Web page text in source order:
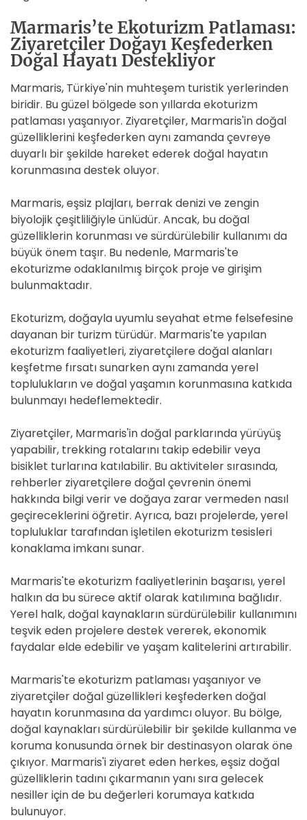
Marmaris’te Ekoturizm Patlaması:
Ziyaretçiler Doğayı Keşfederken
Doğal Hayatı Destekliyor
Marmaris, Türkiye'nin muhteşem turistik yerlerinden
biridir. Bu güzel bölgede son yıllarda ekoturizm
patlaması yaşanıyor. Ziyaretçiler, Marmaris'in doğal
güzelliklerini keşfederken aynı zamanda çevreye
duyarlı bir şekilde hareket ederek doğal hayatın
korunmasına destek oluyor.
Marmaris, eşsiz plajları, berrak denizi ve zengin
biyolojik çeşitliliğiyle ünlüdür. Ancak, bu doğal
güzelliklerin korunması ve sürdürülebilir kullanımı da
büyük önem taşır. Bu nedenle, Marmaris'te
ekoturizme odaklanılmış birçok proje ve girişim
bulunmaktadır.
Ekoturizm, doğayla uyumlu seyahat etme felsefesine
dayanan bir turizm türüdür. Marmaris'te yapılan
ekoturizm faaliyetleri, ziyaretçilere doğal alanları
keşfetme fırsatı sunarken aynı zamanda yerel
toplulukların ve doğal yaşamın korunmasına katkıda
bulunmayı hedeflemektedir.
Ziyaretçiler, Marmaris'in doğal parklarında yürüyüş
yapabilir, trekking rotalarını takip edebilir veya
bisiklet turlarına katılabilir. Bu aktiviteler sırasında,
rehberler ziyaretçilere doğal çevrenin önemi
hakkında bilgi verir ve doğaya zarar vermeden nasıl
geçireceklerini öğretir. Ayrıca, bazı projelerde, yerel
topluluklar tarafından işletilen ekoturizm tesisleri
konaklama imkanı sunar.
Marmaris'te ekoturizm faaliyetlerinin başarısı, yerel
halkın da bu sürece aktif olarak katılımına bağlıdır.
Yerel halk, doğal kaynakların sürdürülebilir kullanımını
teşvik eden projelere destek vererek, ekonomik
faydalar elde edebilir ve yaşam kalitelerini artırabilir.
Marmaris'te ekoturizm patlaması yaşanıyor ve
ziyaretçiler doğal güzellikleri keşfederken doğal
hayatın korunmasına da yardımcı oluyor. Bu bölge,
doğal kaynakları sürdürülebilir bir şekilde kullanma ve
koruma konusunda örnek bir destinasyon olarak öne
çıkıyor. Marmaris'i ziyaret eden herkes, eşsiz doğal
güzelliklerin tadını çıkarmanın yanı sıra gelecek
nesiller için de bu değerleri korumaya katkıda
bulunuyor.